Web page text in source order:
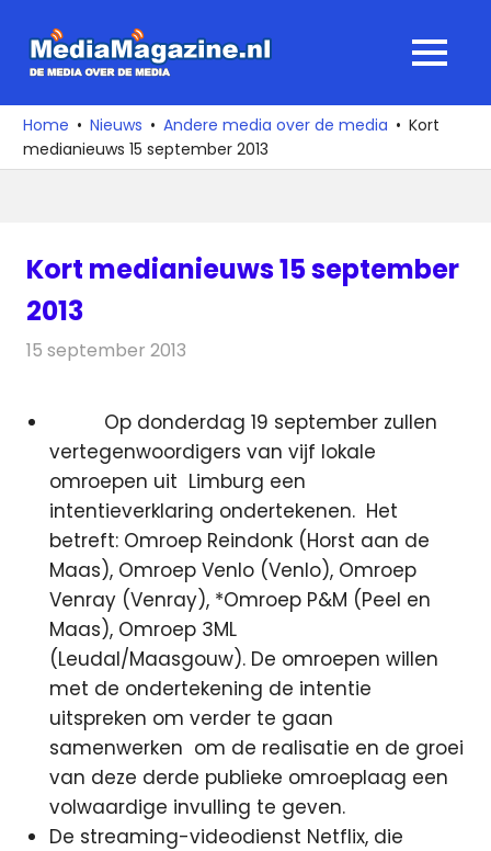
naar
media
over
de
MENU
Home Nieuws Andere media over de media
Kort
medianieuws 15 september 2013
Kort medianieuws 15 september
2013
15 september 2013
Op donderdag 19 september zullen
vertegenwoordigers van vijf lokale
omroepen uit Limburg een
intentieverklaring ondertekenen. Het
betreft: Omroep Reindonk (Horst aan de
Maas), Omroep Venlo (Venlo), Omroep
Venray (Venray), *Omroep P&M (Peel en
Maas), Omroep 3ML
(Leudal/Maasgouw). De omroepen willen
met de ondertekening de intentie
uitspreken om verder te gaan
samenwerken om de realisatie en de groei
van deze derde publieke omroeplaag een
volwaardige invulling te geven.
De streaming-videodienst Netflix, die